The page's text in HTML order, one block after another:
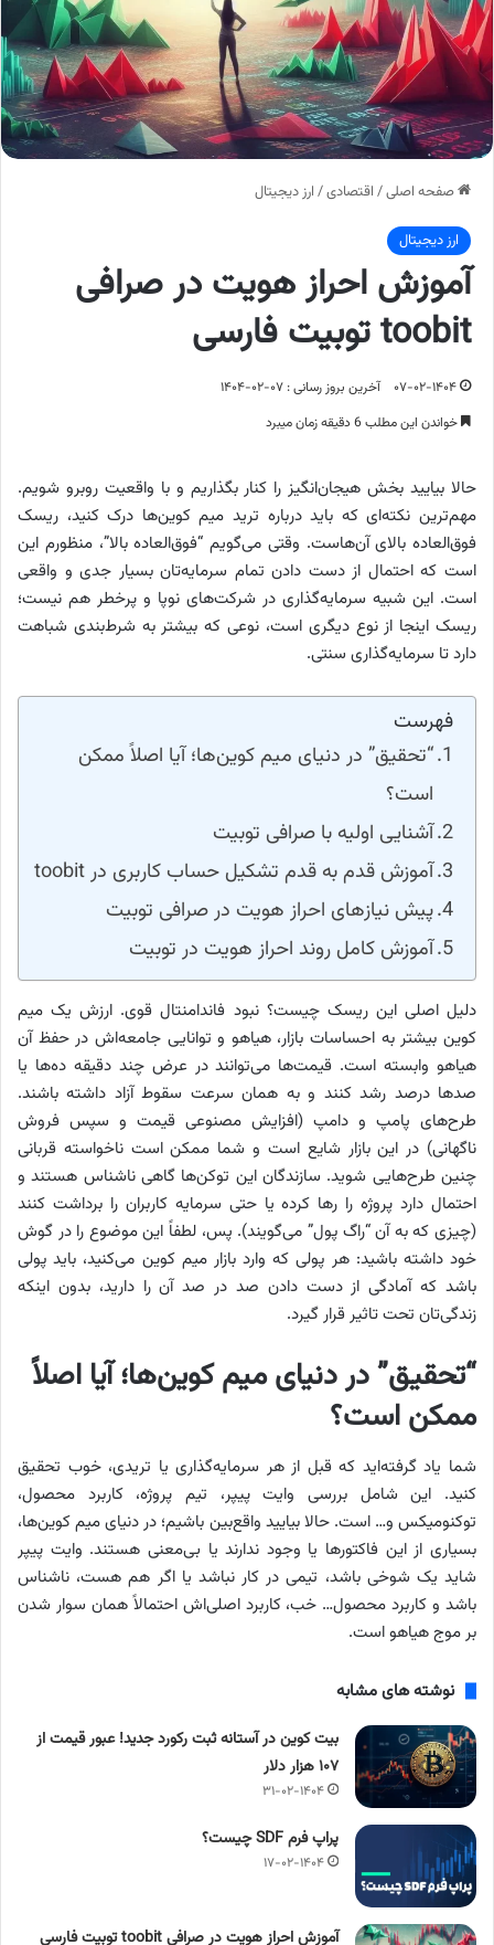
صفحه اصلی/ اقتصادی/ ارز دیجیتال
ارز دیجیتال
آموزش احراز هویت در صرافی
toobit توبیت فارسی
۰۷-۰۲-۱۴۰۴
آخرین بروز رسانی : ۰۷-۰۲-۱۴۰۴
خواندن این مطلب 6 دقیقه زمان میبرد
حالا بیایید بخش هیجان‌انگیز را کنار بگذاریم و با واقعیت روبرو شویم.
مهم‌ترین نکته‌ای که باید درباره ترید میم کوین‌ها درک کنید، ریسک
فوق‌العاده بالای آن‌هاست. وقتی می‌گویم “فوق‌العاده بالا”، منظورم این
است که احتمال از دست دادن تمام سرمایه‌تان بسیار جدی و واقعی
است. این شبیه سرمایه‌گذاری در شرکت‌های نوپا و پرخطر هم نیست؛
ریسک اینجا از نوع دیگری است، نوعی که بیشتر به شرط‌بندی شباهت
دارد تا سرمایه‌گذاری سنتی.
فهرست
“تحقیق” در دنیای میم کوین‌ها؛ آیا اصلاً ممکن
است؟
آشنایی اولیه با صرافی توبیت
آموزش قدم به قدم تشکیل حساب کاربری در toobit
پیش نیازهای احراز هویت در صرافی توبیت
آموزش کامل روند احراز هویت در توبیت
دلیل اصلی این ریسک چیست؟ نبود فاندامنتال قوی. ارزش یک میم
کوین بیشتر به احساسات بازار، هیاهو و توانایی جامعه‌اش در حفظ آن
هیاهو وابسته است. قیمت‌ها می‌توانند در عرض چند دقیقه ده‌ها یا
صدها درصد رشد کنند و به همان سرعت سقوط آزاد داشته باشند.
طرح‌های پامپ و دامپ (افزایش مصنوعی قیمت و سپس فروش
ناگهانی) در این بازار شایع است و شما ممکن است ناخواسته قربانی
چنین طرح‌هایی شوید. سازندگان این توکن‌ها گاهی ناشناس هستند و
احتمال دارد پروژه را رها کرده یا حتی سرمایه کاربران را برداشت کنند
(چیزی که به آن “راگ پول” می‌گویند). پس، لطفاً این موضوع را در گوش
خود داشته باشید: هر پولی که وارد بازار میم کوین می‌کنید، باید پولی
باشد که آمادگی از دست دادن صد در صد آن را دارید، بدون اینکه
زندگی‌تان تحت تاثیر قرار گیرد.
“تحقیق” در دنیای میم کوین‌ها؛ آیا اصلاً
ممکن است؟
شما یاد گرفته‌اید که قبل از هر سرمایه‌گذاری یا تریدی، خوب تحقیق
کنید. این شامل بررسی وایت پیپر، تیم پروژه، کاربرد محصول،
توکنومیکس و… است. حالا بیایید واقع‌بین باشیم؛ در دنیای میم کوین‌ها،
بسیاری از این فاکتورها یا وجود ندارند یا بی‌معنی هستند. وایت پیپر
شاید یک شوخی باشد، تیمی در کار نباشد یا اگر هم هست، ناشناس
باشد و کاربرد محصول… خب، کاربرد اصلی‌اش احتمالاً همان سوار شدن
بر موج هیاهو است.
نوشته های مشابه
بیت کوین در آستانه ثبت رکورد جدید! عبور قیمت از
۱۰۷ هزار دلار
۳۱-۰۲-۱۴۰۴
پراپ فرم SDF چیست؟
۱۷-۰۲-۱۴۰۴
آموزش احراز هویت در صرافی toobit توبیت فارسی